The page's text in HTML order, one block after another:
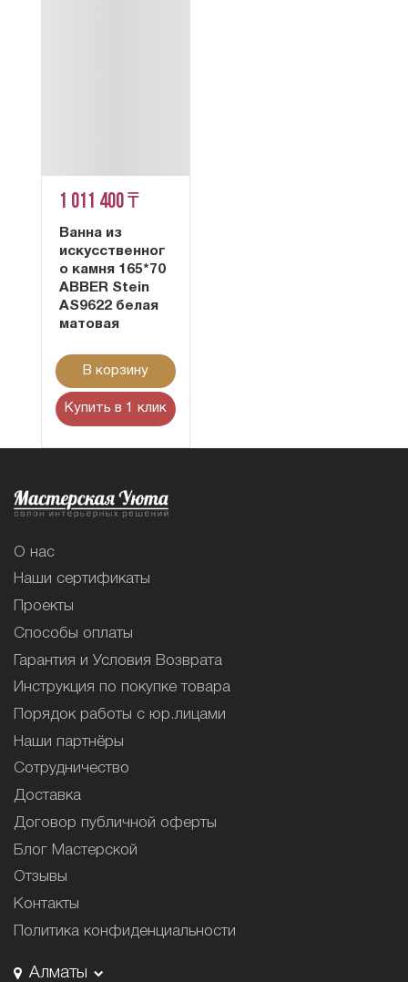
1 011 400 ₸
Ванна из
искусственног
о камня 165*70
ABBER Stein
AS9622 белая
матовая
В корзину
Купить в 1 клик
О нас
Наши сертификаты
Проекты
Способы оплаты
Гарантия и Условия Возврата
Инструкция по покупке товара
Порядок работы с юр.лицами
Наши партнёры
Сотрудничество
Доставка
Договор публичной оферты
Блог Мастерской
Отзывы
Контакты
Политика конфиденциальности
Алматы